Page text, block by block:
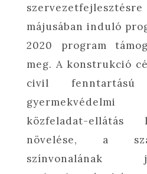
májusában induló
2020 program
meg. A konstrukció
civil
közfeladat-ellátás
növelése, a